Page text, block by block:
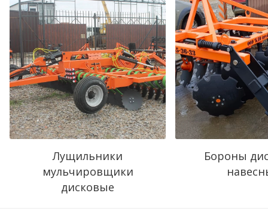
Лущильники
мульчировщики
дисковые
Бороны